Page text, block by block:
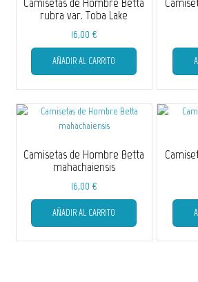
rubra var. Toba Lake
16,00 €
AÑADIR AL CARRITO
Este
múltiples
variantes.
se
página
Camisetas de Hombre Betta
mahachaiensis
16,00 €
AÑADIR AL CARRITO
Este
múltiples